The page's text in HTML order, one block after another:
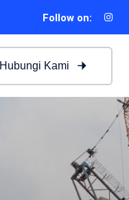
Follow on:
Hubungi Kami